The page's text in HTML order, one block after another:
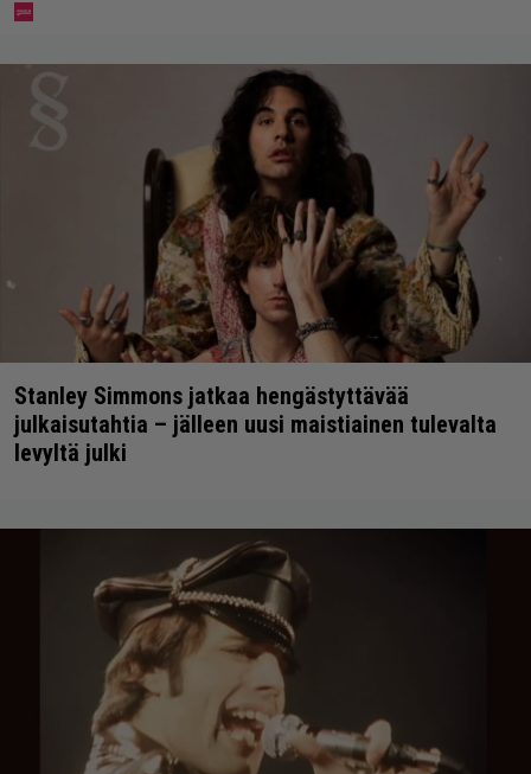
Stanley Simmons jatkaa hengästyttävää
julkaisutahtia – jälleen uusi maistiainen tulevalta
levyltä julki